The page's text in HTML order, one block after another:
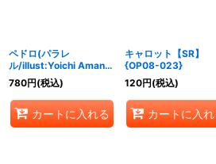
ペドロ(パラレ
ル/illust:Yoichi Amano)
【R/P】{OP08-030}
780円(税込)
カートに入れる
キャロット【SR】
{OP08-023}
120円(税込)
カートに入